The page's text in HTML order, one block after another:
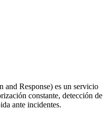
Response) es un servicio
constante, detección de
ante incidentes.